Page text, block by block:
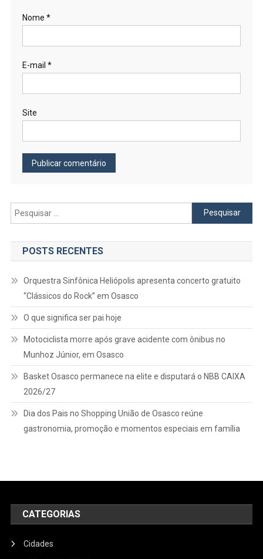
Nome *
E-mail *
Site
Pesquisar
por:
POSTS RECENTES
Orquestra Sinfônica Heliópolis apresenta concerto gratuito
“Clássicos do Rock” em Osasco
O que significa ser pai hoje
Motociclista morre após grave acidente com ônibus no
Munhoz Júnior, em Osasco
Basket Osasco permanece na elite e disputará o NBB CAIXA
2026/27
Dia dos Pais no Shopping União de Osasco reúne
gastronomia, promoção e momentos especiais em família
CATEGORIAS
Cidades